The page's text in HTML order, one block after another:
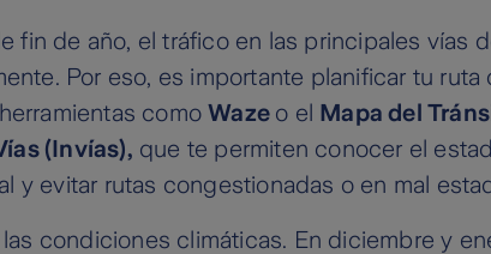
fin de año, el tráfico en las principales vías
Por eso, es importante planificar tu ruta
comoWaze o el Mapa del
(Invías), que te permiten conocer el
y evitar rutas congestionadas o en mal
condiciones climáticas. En diciembre y